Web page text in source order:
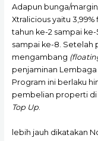
Adapun bunga/
Xtralicious yaitu
tahun ke-2 sampai ke-
sampai ke-8. Setelah
mengambang
penjaminan Lembaga
Program ini berlaku
pembelian properti di
Top Up.
lebih jauh dikatakan